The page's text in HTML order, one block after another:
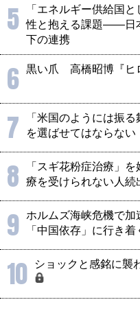
5
「エネルギー供給国
性と抱える課題――日
下の連携
6 黒い爪 高橋昭博『ヒ
7
「米国のようには振
を選ばせてはならない
8
「スギ花粉症治療」
療を受けられない人続
9
ホルムズ海峡危機で
「中国依存」に行き着
10 ショックと感銘に襲